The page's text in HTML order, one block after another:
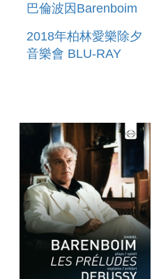
巴倫波因Barenboim
2018年柏林愛樂除夕
音樂會 BLU-RAY
CONCERT
2018/2019